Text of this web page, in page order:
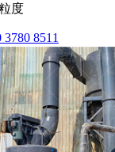
度
8511